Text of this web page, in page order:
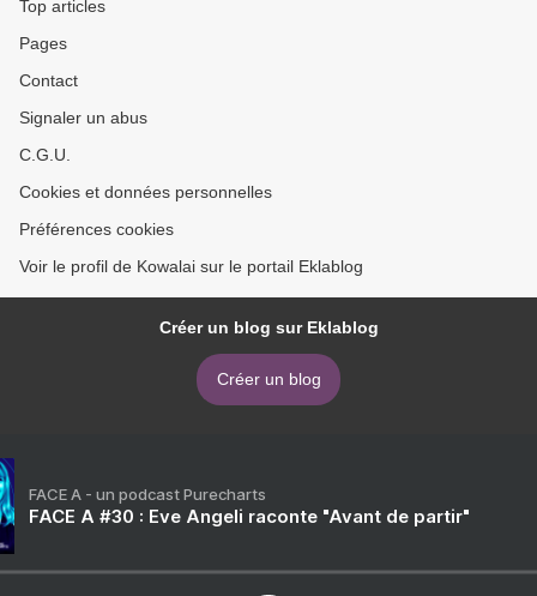
Top articles
Pages
Contact
Signaler un abus
C.G.U.
Cookies et données personnelles
Préférences cookies
Voir le profil de Kowalai sur le portail Eklablog
Créer un blog sur Eklablog
Créer un blog
FACE A - un podcast Purecharts
FACE A #30 : Eve Angeli raconte "Avant de partir"